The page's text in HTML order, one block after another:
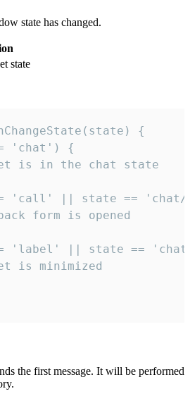
state has changed.
state
{
'chat') {
is in the chat state
'call' || state ==
form is opened
'label' || state ==
is minimized
the first message. It will be performed